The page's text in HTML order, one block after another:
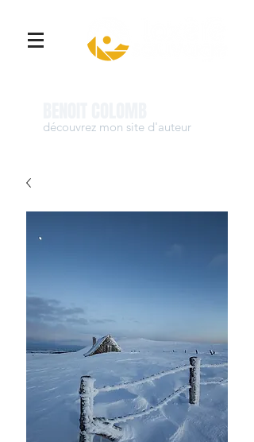
découvrez mon site d'auteur